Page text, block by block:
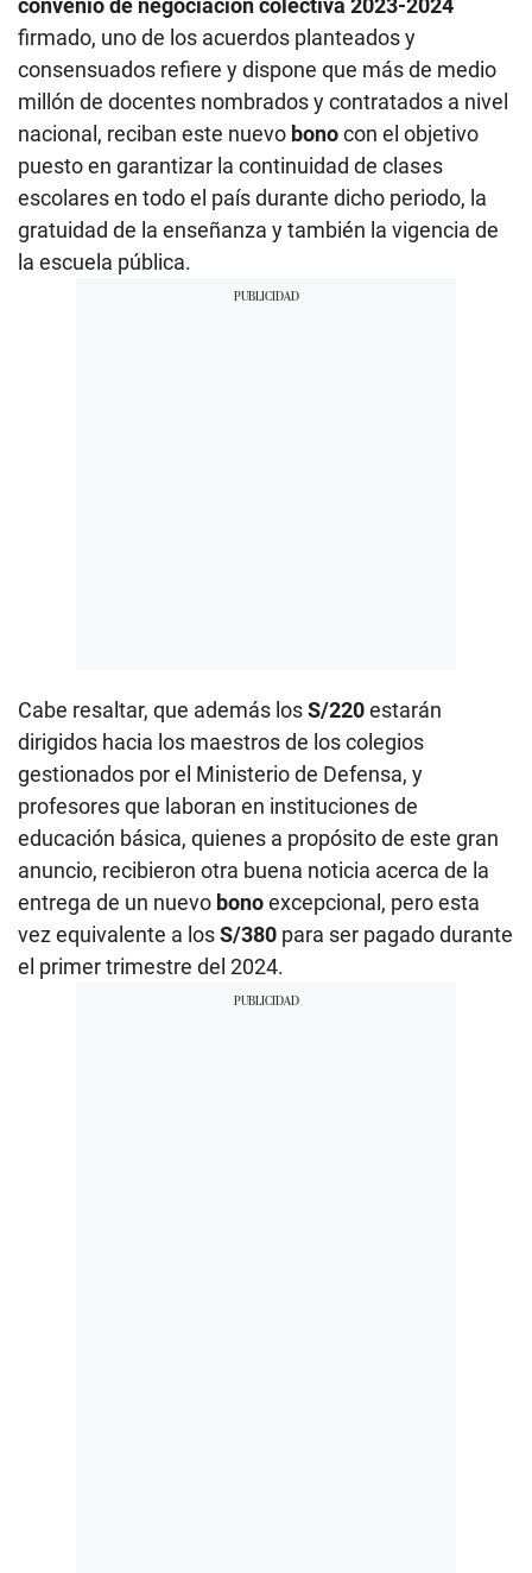
firmado, uno de los acuerdos planteados y
consensuados refiere y dispone que más de medio
millón de docentes nombrados y contratados a nivel
nacional, reciban este nuevo bonocon el objetivo
puesto en garantizar la continuidad de clases
escolares en todo el país durante dicho periodo, la
gratuidad de la enseñanza y también la vigencia de
la escuela pública.
Cabe resaltar, que además losS/220estarán
dirigidos hacia los maestros de los colegios
gestionados por el Ministerio de Defensa, y
profesores que laboran en instituciones de
educación básica, quienes a propósito de este gran
anuncio, recibieron otra buena noticia acerca de la
entrega de un nuevo bonoexcepcional, pero esta
vez equivalente a losS/380 para ser pagado durante
el primer trimestre del 2024.